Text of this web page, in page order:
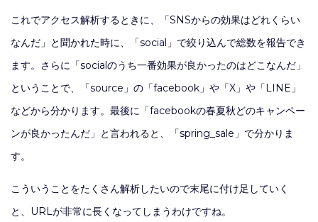
これでアクセス解析するときに、「SNSからの効果はどれくらい
なんだ」と聞かれた時に、「social」で絞り込んで総数を報告でき
ます。さらに「socialのうち一番効果が良かったのはどこなんだ」
ということで、「source」の「facebook」や「X」や「LINE」
などから分かります。最後に「facebookの春夏秋どのキャンペー
ンが良かったんだ」と言われると、「spring_sale」で分かりま
す。
こういうことをたくさん解析したいので末尾に付け足していく
と、URLが非常に長くなってしまうわけですね。